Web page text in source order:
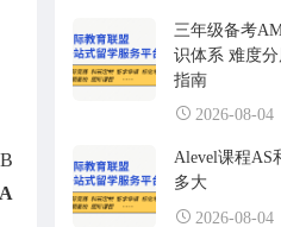
三年级备考
识体系 难度
指南
2026-08-04
Alevel课程AS
多大
2026-08-04